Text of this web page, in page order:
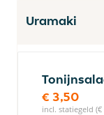
Uramaki
€ 3,50
incl. statiegeld (€